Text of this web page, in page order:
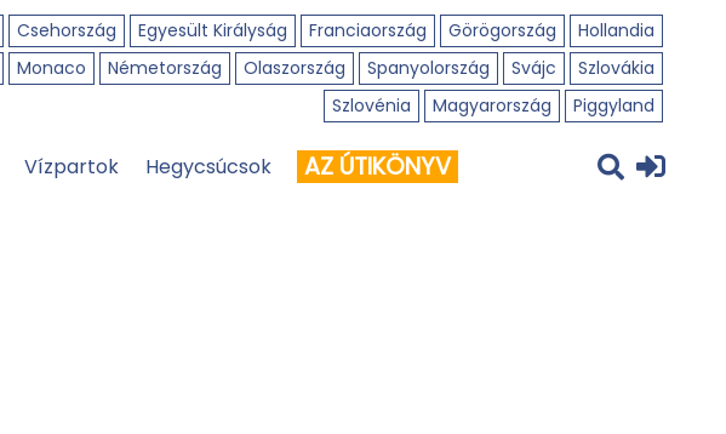
Csehország Egyesült Királyság Franciaország Görögország
Hollandia
Monaco Németország Olaszország Spanyolország Svájc
Szlovákia
Szlovénia
Magyarország Piggyland
Vízpartok Hegycsúcsok AZ ÚTIKÖNYV